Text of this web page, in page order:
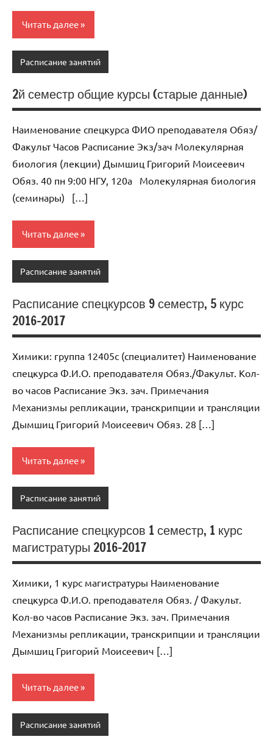
Читать далее
Расписание занятий
2й семестр общие курсы (старые данные)
Наименование спецкурса ФИО преподавателя Обяз/
Факульт Часов Расписание Экз/зач Молекулярная
биология (лекции) Дымшиц Григорий Моисеевич
Обяз. 40 пн 9:00 НГУ, 120а Молекулярная биология
(семинары) […]
Читать далее
Расписание занятий
Расписание спецкурсов 9 семестр, 5 курс
2016-2017
Химики: группа 12405с (специалитет) Наименование
спецкурса Ф.И.О. преподавателя Обяз./Факульт. Кол-
во часов Расписание Экз. зач. Примечания
Механизмы репликации, транскрипции и трансляции
Дымшиц Григорий Моисеевич Обяз. 28 […]
Читать далее
Расписание занятий
Расписание спецкурсов 1 семестр, 1 курс
магистратуры 2016-2017
Химики, 1 курс магистратуры Наименование
спецкурса Ф.И.О. преподавателя Обяз. / Факульт.
Кол-во часов Расписание Экз. зач. Примечания
Механизмы репликации, транскрипции и трансляции
Дымшиц Григорий Моисеевич […]
Читать далее
Расписание занятий